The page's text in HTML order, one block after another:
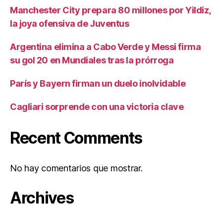
Manchester City prepara 80 millones por Yildiz,
la joya ofensiva de Juventus
Argentina elimina a Cabo Verde y Messi firma
su gol 20 en Mundiales tras la prórroga
París y Bayern firman un duelo inolvidable
Cagliari sorprende con una victoria clave
Recent Comments
No hay comentarios que mostrar.
Archives